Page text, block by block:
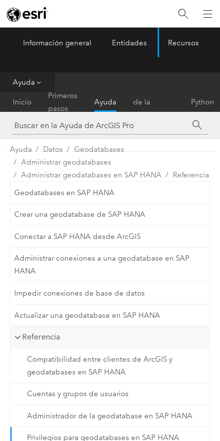
ArcGIS Pro Menu
Información general Entidades Recursos
Ayuda
Inicio
Primeros
pasos
Ayuda
de la
herramienta
Python
Ayuda Datos
Geodatabases
Administrar geodatabases
Administrar geodatabases en SAP HANA
Referencia
Geodatabases en SAP HANA
Crear una geodatabase de SAP HANA
Conectar a SAP HANA desde ArcGIS
Administrar conexiones a una geodatabase en SAP
HANA
Impedir conexiones de base de datos
Actualizar una geodatabase en SAP HANA
Referencia
Compatibilidad entre clientes de ArcGIS y
geodatabases en SAP HANA
Cuentas y grupos de usuarios
Administrador de la geodatabase en SAP HANA
Privilegios para geodatabases en SAP HANA